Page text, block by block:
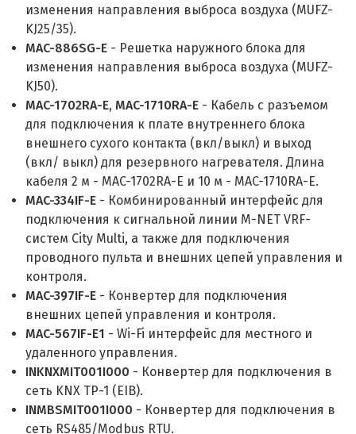
изменения направления выброса воздуха (MUFZ-
KJ25/35).
MAC-886SG-E - Решетка наружного блока для
изменения направления выброса воздуха (MUFZ-
KJ50).
MAC-1702RA-E, MAC-1710RA-E - Кабель с разъемом
для подключения к плате внутреннего блока
внешнего сухого контакта (вкл/выкл) и выход
(вкл/ выкл) для резервного нагревателя. Длина
кабеля 2 м - MAC-1702RA-E и 10 м - MAC-1710RA-E.
MAC-334IF-E - Комбинированный интерфейс для
подключения к сигнальной линии M-NET VRF-
систем City Multi, а также для подключения
проводного пульта и внешних цепей управления и
контроля.
MAC-397IF-E - Конвертер для подключения
внешних цепей управления и контроля.
MAC-567IF-E1 - Wi-Fi интерфейс для местного и
удаленного управления.
INKNXMIT001I000 - Конвертер для подключения в
сеть KNX TP-1 (EIB).
INMBSMIT001I000 - Конвертер для подключения в
сеть RS485/Modbus RTU.